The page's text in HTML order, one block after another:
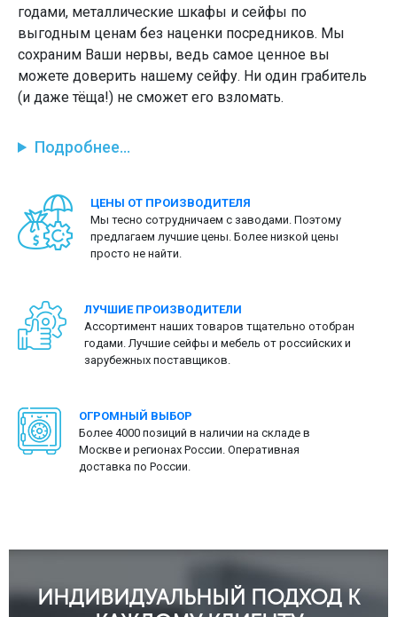
годами, металлические шкафы и сейфы по
выгодным ценам без наценки посредников. Мы
сохраним Ваши нервы, ведь самое ценное вы
можете доверить нашему сейфу. Ни один грабитель
(и даже тёща!) не сможет его взломать.
Подробнее...
ЦЕНЫ ОТ ПРОИЗВОДИТЕЛЯ
Мы тесно сотрудничаем с заводами. Поэтому
предлагаем лучшие цены. Более низкой цены
просто не найти.
ЛУЧШИЕ ПРОИЗВОДИТЕЛИ
Ассортимент наших товаров тщательно отобран
годами. Лучшие сейфы и мебель от российских и
зарубежных поставщиков.
ОГРОМНЫЙ ВЫБОР
Более 4000 позиций в наличии на складе в
Москве и регионах России. Оперативная
доставка по России.
ИНДИВИДУАЛЬНЫЙ ПОДХОД К